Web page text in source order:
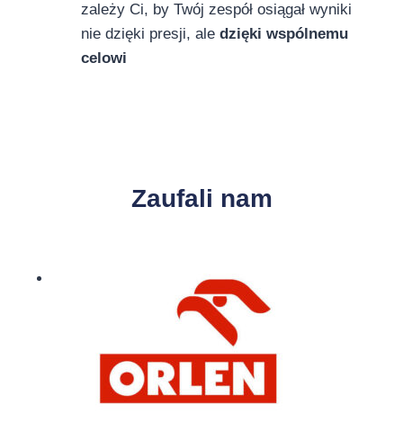
zależy Ci, by Twój zespół osiągał wyniki
nie dzięki presji, ale dzięki wspólnemu
celowi
Zaufali nam